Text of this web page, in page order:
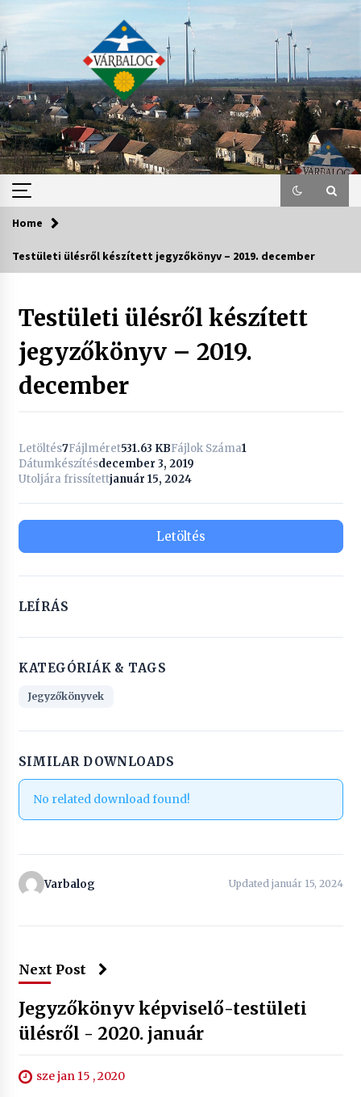
content
Home
Testületi ülésről készített jegyzőkönyv – 2019. december
Testületi ülésről készített
jegyzőkönyv – 2019.
december
Letöltés7Fájlméret531.63 KBFájlok Száma1
Dátumkészítésdecember 3, 2019
Utoljára frissítettjanuár 15, 2024
Letöltés
LEÍRÁS
KATEGÓRIÁK & TAGS
Jegyzőkönyvek
SIMILAR DOWNLOADS
No related download found!
Varbalog Updated január 15, 2024
Next Post
Jegyzőkönyv képviselő-testületi
ülésről - 2020. január
sze jan 15 , 2020